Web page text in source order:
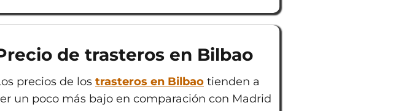
de trasteros en Bilbao
precios de los trasteros en Bilbao tienden a
un poco más bajo en comparación con Madrid